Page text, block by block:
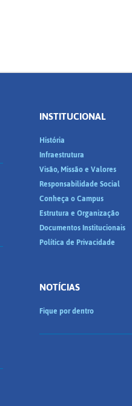
INSTITUCIONAL
História
Infraestrutura
Visão, Missão e Valores
Responsabilidade Social
Conheça o Campus
Estrutura e Organização
Documentos Institucionais
Política de Privacidade
NOTÍCIAS
Fique por dentro